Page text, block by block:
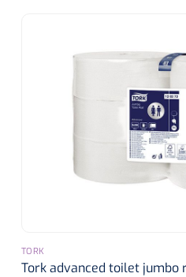
TORK
Tork advanced toilet jumbo